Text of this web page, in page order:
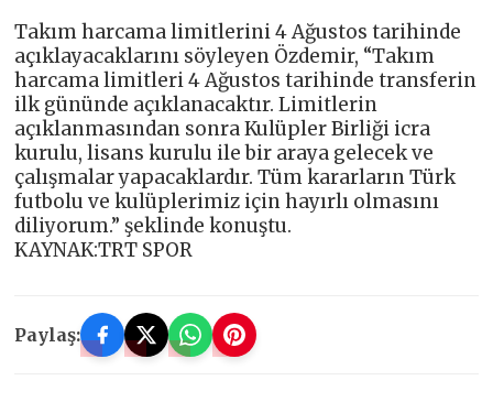
Takım harcama limitlerini 4 Ağustos tarihinde
açıklayacaklarını söyleyen Özdemir, “Takım
harcama limitleri 4 Ağustos tarihinde transferin
ilk gününde açıklanacaktır. Limitlerin
açıklanmasından sonra Kulüpler Birliği icra
kurulu, lisans kurulu ile bir araya gelecek ve
çalışmalar yapacaklardır. Tüm kararların Türk
futbolu ve kulüplerimiz için hayırlı olmasını
diliyorum.” şeklinde konuştu.
KAYNAK:TRT SPOR
Paylaş: